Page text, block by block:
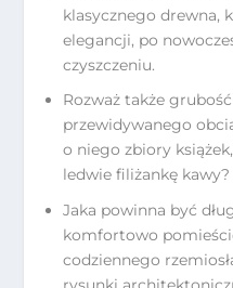
klasycznego drewna,
elegancji, po
czyszczeniu.
Rozważ także
przewidywanego
o niego zbiory
ledwie filiżankę kawy?
Jaka powinna być
komfortowo
codziennego